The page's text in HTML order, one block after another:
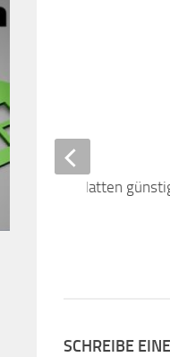
Asbestplatten
2017
SCHREIBE